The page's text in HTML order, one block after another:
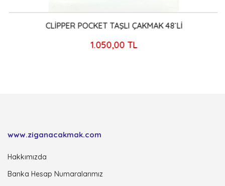
CLİPPER POCKET TAŞLI ÇAKMAK 48`Lİ
1.050,00 TL
www.ziganacakmak.com
Hakkımızda
Banka Hesap Numaralarımız